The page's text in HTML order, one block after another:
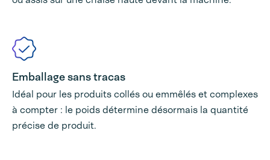
Emballage sans tracas
Idéal pour les produits collés ou emmêlés et complexes
à compter : le poids détermine désormais la quantité
précise de produit.